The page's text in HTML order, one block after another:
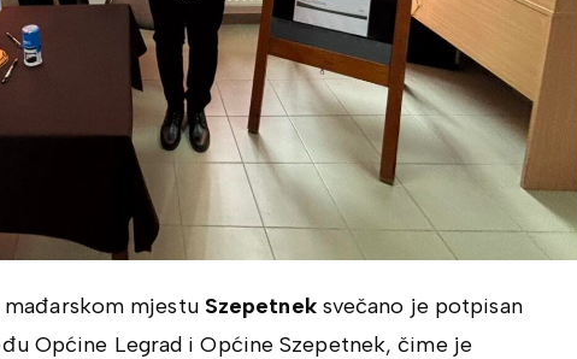
mađarskom mjestu Szepetneksvečano je potpisan
Općine Legrad i Općine Szepetnek, čime je